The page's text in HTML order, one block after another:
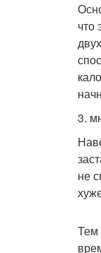
что
3.
не
Тем